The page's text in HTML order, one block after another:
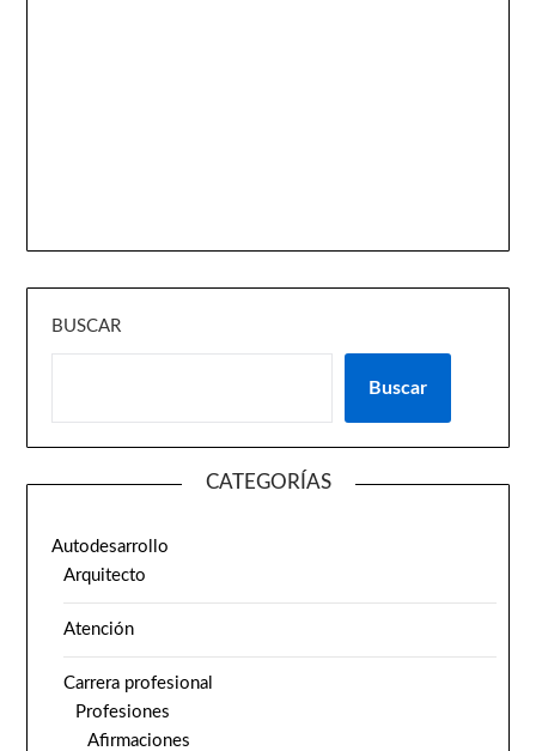
BUSCAR
Buscar
CATEGORÍAS
Autodesarrollo
Arquitecto
Atención
Carrera profesional
Profesiones
Afirmaciones